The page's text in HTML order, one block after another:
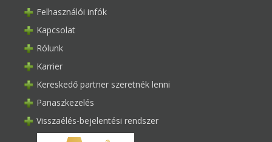
Felhasználói infók
Kapcsolat
Rólunk
Karrier
Kereskedő partner szeretnék lenni
Panaszkezelés
Visszaélés-bejelentési rendszer